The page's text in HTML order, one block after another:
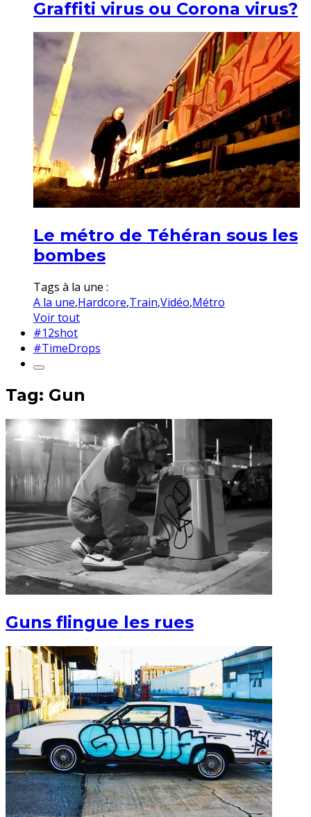
Graffiti virus ou Corona virus?
Le métro de Téhéran sous les
bombes
Tags à la une :
A la une,Hardcore,Train,Vidéo,Métro
Voir tout
#12shot
#TimeDrops
Tag: Gun
Guns flingue les rues